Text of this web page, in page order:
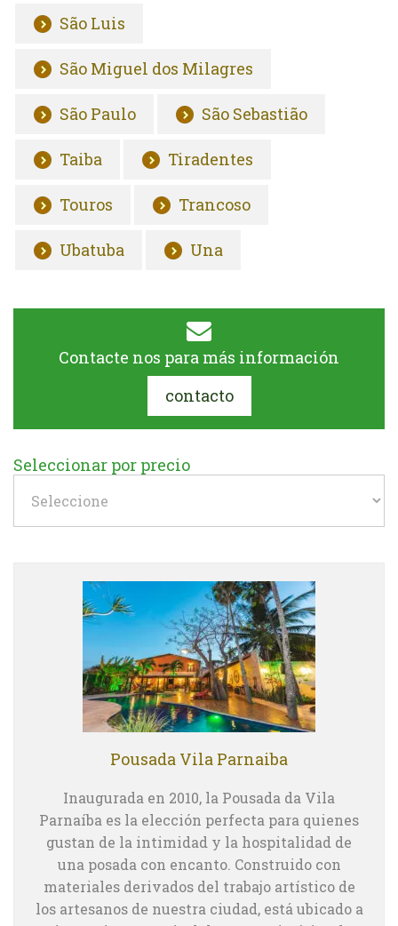
São Luis
São Miguel dos Milagres
São Paulo São Sebastião
Taiba Tiradentes
Touros Trancoso
Ubatuba Una
Contacte nos para más información
contacto
Seleccionar por precio
Pousada Vila Parnaiba
Inaugurada en 2010, la Pousada da Vila
Parnaíba es la elección perfecta para quienes
gustan de la intimidad y la hospitalidad de
una posada con encanto. Construido con
materiales derivados del trabajo artístico de
los artesanos de nuestra ciudad, está ubicado a